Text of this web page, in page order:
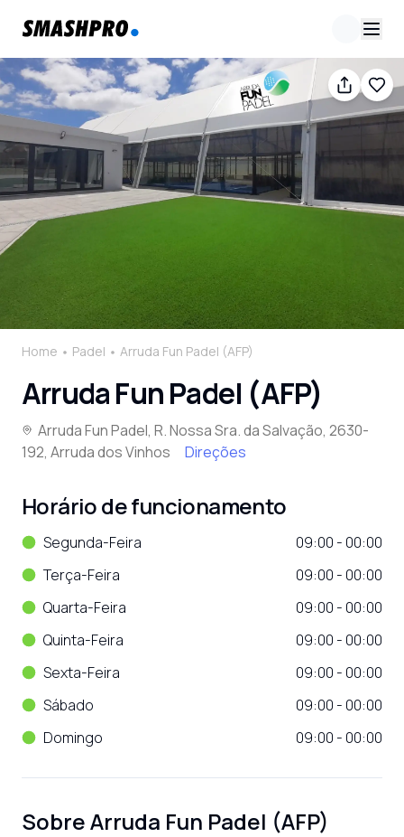
Home Padel Arruda Fun Padel (AFP)
Arruda Fun Padel (AFP)
Arruda Fun Padel, R. Nossa Sra. da Salvação, 2630-
192, Arruda dos Vinhos
Direções
Horário de funcionamento
Segunda-Feira
09:00 - 00:00
Terça-Feira
09:00 - 00:00
Quarta-Feira
09:00 - 00:00
Quinta-Feira
09:00 - 00:00
Sexta-Feira
09:00 - 00:00
Sábado
09:00 - 00:00
Domingo
09:00 - 00:00
SobreArruda Fun Padel (AFP)